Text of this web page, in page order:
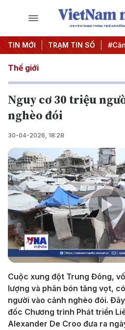
CHUYÊN TRANG THÔNG TIN ĐA
TIN MỚI TRẠM TIN SỐ
#Chống khai thác IUU
Thế giới
Nguy cơ 30 triệu
nghèo đói
30-04-2026, 18:28
Cuộc xung đột Trung Đông,
lượng và phân bón tăng vọt,
người vào cảnh nghèo đói.
đốc Chương trình Phát triển
Alexander De Croo đưa ra